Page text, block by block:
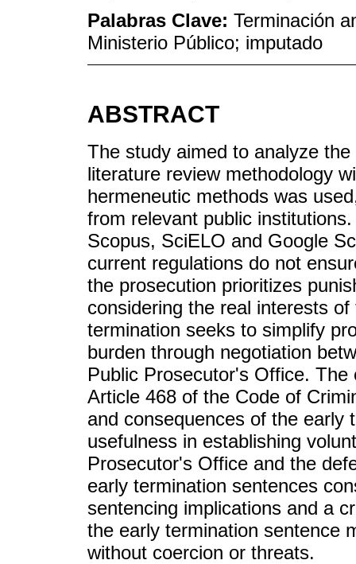
Palabras Clave: Terminación
Ministerio Público; imputado
ABSTRACT
The study aimed to analyze
literature review methodology
hermeneutic methods was
from relevant public
Scopus, SciELO and Google
current regulations do not
the prosecution prioritizes
considering the real interests
termination seeks to simplify
burden through negotiation
Public Prosecutor's Office.
Article 468 of the Code of
and consequences of the early
usefulness in establishing
Prosecutor's Office and the
early termination sentences
sentencing implications and a
the early termination sentence
without coercion or threats.